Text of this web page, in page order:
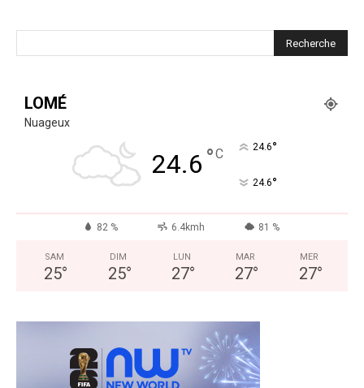
LOMÉ
Nuageux
24.6 °C 24.6°
24.6°
82 % 6.4kmh 81 %
SAM
25°
DIM
25°
LUN
27°
MAR
27°
MER
27°